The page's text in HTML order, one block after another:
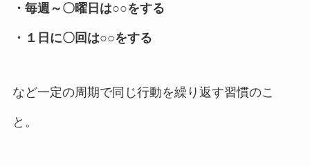
・毎週～〇曜日は○○をする
・１日に〇回は○○をする
など一定の周期で同じ行動を繰り返す習慣のこ
と。